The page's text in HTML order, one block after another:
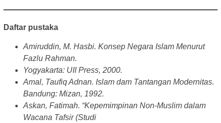
Daftar pustaka
Amiruddin, M. Hasbi. Konsep Negara Islam Menurut
Fazlu Rahman.
Yogyakarta: UII Press, 2000.
Amal, Taufiq Adnan. Islam dam Tantangan Modernitas.
Bandung: Mizan, 1992.
Askan, Fatimah. “Kepemimpinan Non-Muslim dalam
Wacana Tafsir (Studi